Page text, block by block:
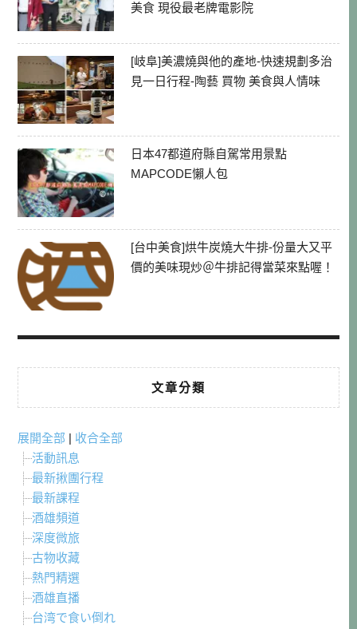
美食 現役最老牌電影院
[岐阜]美濃燒與他的產地-快速規劃多治
見一日行程-陶藝 買物 美食與人情味
日本47都道府縣自駕常用景點
MAPCODE懶人包
[台中美食]烘牛炭燒大牛排-份量大又平
價的美味現炒＠牛排記得當菜來點喔！
文章分類
展開全部 | 收合全部
活動訊息
最新揪團行程
最新課程
酒雄頻道
深度微旅
古物收藏
熱門精選
酒雄直播
台湾で食い倒れ